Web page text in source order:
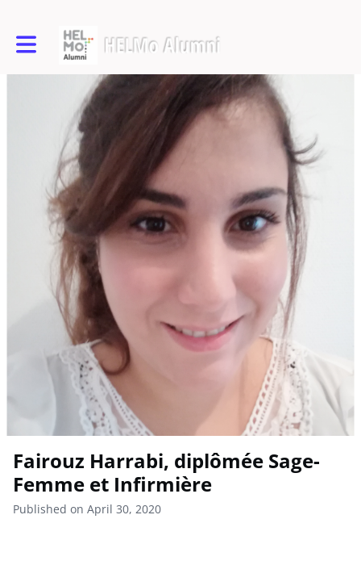
Toggle main navigation
Fairouz Harrabi, diplômée Sage-
Femme et Infirmière
Published on April 30, 2020